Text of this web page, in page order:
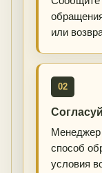
или
02
Менеджер
способ
условия